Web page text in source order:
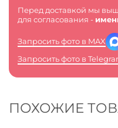
Перед доставкой мы
для согласования -
Запросить фото в MAX
Запросить фото в
ПОХОЖИЕ